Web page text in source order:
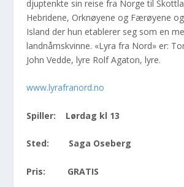
djuptenkte sin reise fra Norge til
Hebridene, Orknøyene og Færøyene
Island der hun etablerer seg som en
landnåmskvinne. «Lyra fra Nord» er:
John Vedde, lyre Rolf Agaton, lyre.
www.lyrafranord.no
Spiller: Lørdag kl 13
Sted: Saga Oseberg
Pris: GRATIS